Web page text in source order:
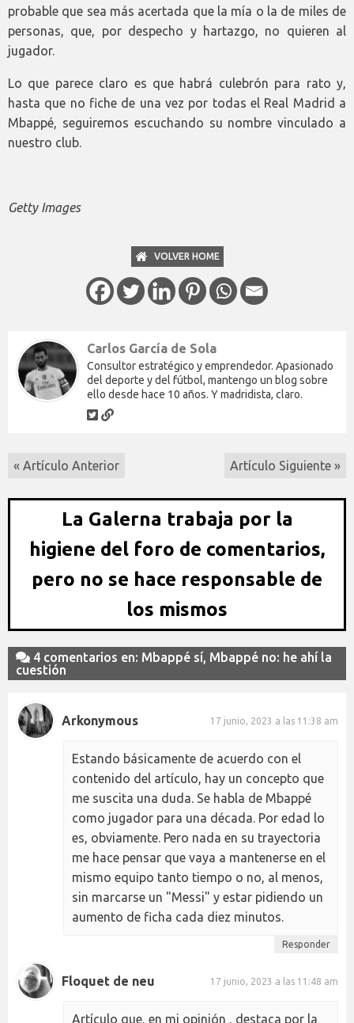
probable que sea más acertada que la mía o la de miles de
personas, que, por despecho y hartazgo, no quieren al
jugador.
Lo que parece claro es que habrá culebrón para rato y,
hasta que no fiche de una vez por todas el Real Madrid a
Mbappé, seguiremos escuchando su nombre vinculado a
nuestro club.
Getty Images
VOLVER HOME
Carlos García de Sola
Consultor estratégico y emprendedor. Apasionado
del deporte y del fútbol, mantengo un blog sobre
ello desde hace 10 años. Y madridista, claro.
« Artículo Anterior Artículo Siguiente »
La Galerna trabaja por la
higiene del foro de comentarios,
pero no se hace responsable de
los mismos
4 comentarios en: Mbappé sí, Mbappé no: he ahí la
cuestión
Arkonymous 17 junio, 2023 a las 11:38 am
Estando básicamente de acuerdo con el
contenido del artículo, hay un concepto que
me suscita una duda. Se habla de Mbappé
como jugador para una década. Por edad lo
es, obviamente. Pero nada en su trayectoria
me hace pensar que vaya a mantenerse en el
mismo equipo tanto tiempo o no, al menos,
sin marcarse un "Messi" y estar pidiendo un
aumento de ficha cada diez minutos.
Responder
Floquet de neu 17 junio, 2023 a las 11:48 am
Artículo que, en mi opinión , destaca por la